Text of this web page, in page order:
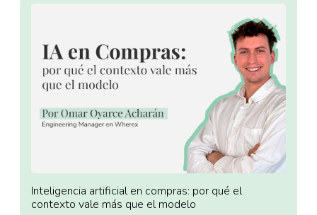
Inteligencia artificial en compras: por qué el
contexto vale más que el modelo